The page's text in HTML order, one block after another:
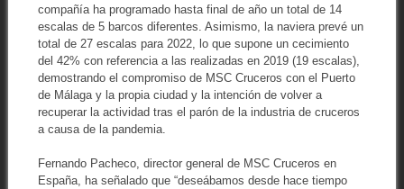
compañía ha programado hasta final de año un total de 14
escalas de 5 barcos diferentes. Asimismo, la naviera prevé un
total de 27 escalas para 2022, lo que supone un cecimiento
del 42% con referencia a las realizadas en 2019 (19 escalas),
demostrando el compromiso de MSC Cruceros con el Puerto
de Málaga y la propia ciudad y la intención de volver a
recuperar la actividad tras el parón de la industria de cruceros
a causa de la pandemia.
Fernando Pacheco, director general de MSC Cruceros en
España, ha señalado que “deseábamos desde hace tiempo